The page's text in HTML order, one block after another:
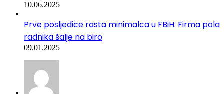
10.06.2025
Prve posljedice rasta minimalca u FBiH: Firma pola
radnika šalje na biro
09.01.2025